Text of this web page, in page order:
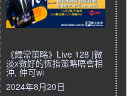
《輝常策略》Live 128 |微
淡x微好的恆指策略唔會相
沖, 仲可wi
2024年8月20日